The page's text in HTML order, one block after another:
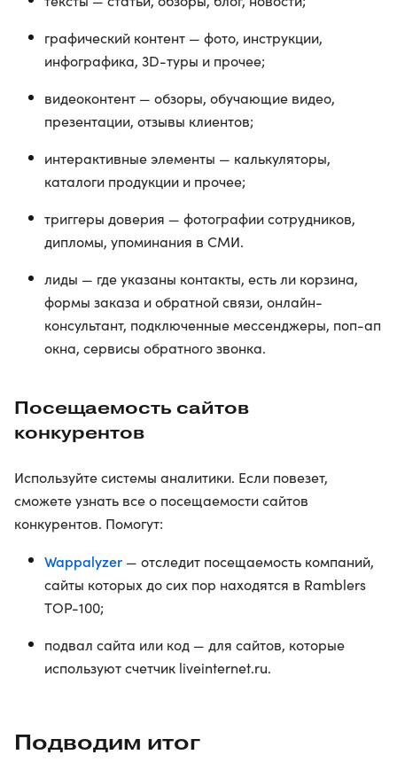
графический контент — фото, инструкции,
инфографика, 3D-туры и прочее;
видеоконтент — обзоры, обучающие видео,
презентации, отзывы клиентов;
интерактивные элементы — калькуляторы,
каталоги продукции и прочее;
триггеры доверия — фотографии сотрудников,
дипломы, упоминания в СМИ.
лиды — где указаны контакты, есть ли корзина,
формы заказа и обратной связи, онлайн-
консультант, подключенные мессенджеры, поп-ап
окна, сервисы обратного звонка.
Посещаемость сайтов
конкурентов
Используйте системы аналитики. Если повезет,
сможете узнать все о посещаемости сайтов
конкурентов. Помогут:
Wappalyzer — отследит посещаемость компаний,
сайты которых до сих пор находятся в Ramblers
TOP-100;
подвал сайта или код — для сайтов, которые
используют счетчик liveinternet.ru.
Подводим итог